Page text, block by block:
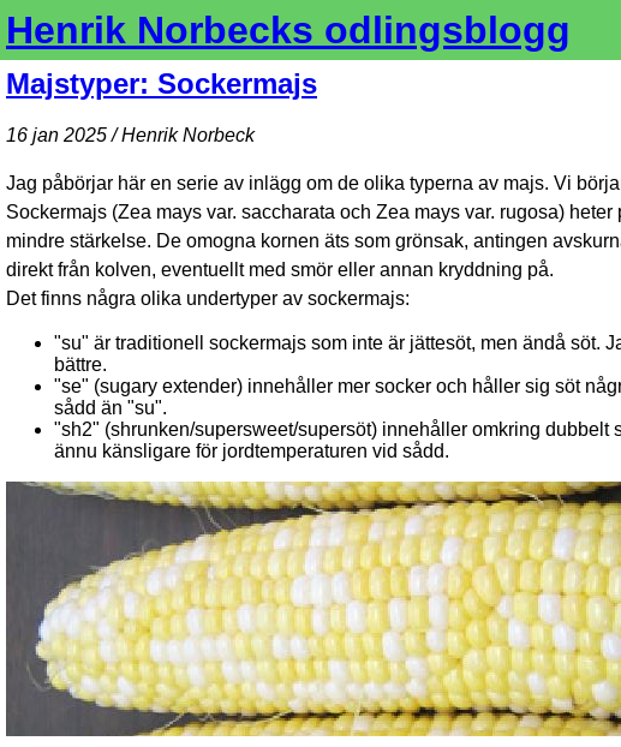
Henrik Norbecks odlingsblogg
Majstyper: Sockermajs
16 jan 2025 / Henrik Norbeck
Jag påbörjar här en serie av inlägg om de olika typerna av majs. Vi
Sockermajs (Zea mays var. saccharata och Zea mays var. rugosa)
mindre stärkelse. De omogna kornen äts som grönsak, antingen
direkt från kolven, eventuellt med smör eller annan kryddning på.
Det finns några olika undertyper av sockermajs:
"su" är traditionell sockermajs som inte är jättesöt, men ändå söt.
bättre.
"se" (sugary extender) innehåller mer socker och håller sig söt
sådd än "su".
"sh2" (shrunken/supersweet/supersöt) innehåller omkring
ännu känsligare för jordtemperaturen vid sådd.